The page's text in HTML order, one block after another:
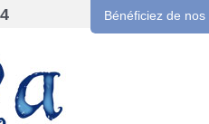
Bénéficiez de nos